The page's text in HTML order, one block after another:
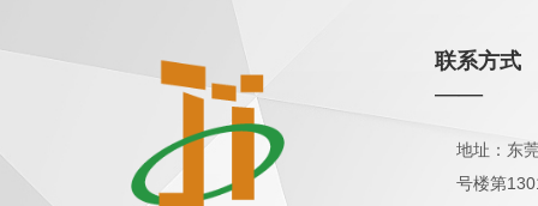
联系方式
——
地址：东
号楼第